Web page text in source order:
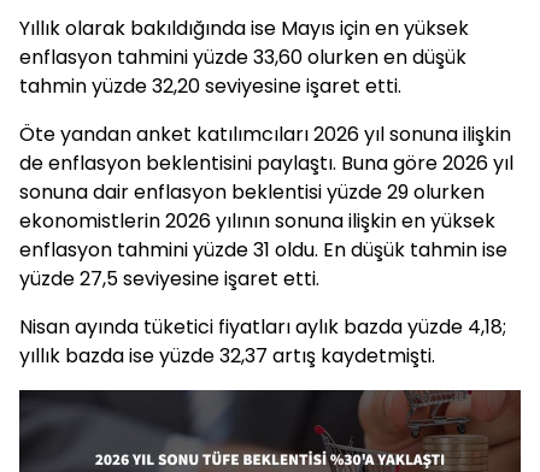
Yıllık olarak bakıldığında ise Mayıs için en yüksek
enflasyon tahmini yüzde 33,60 olurken en düşük
tahmin yüzde 32,20 seviyesine işaret etti.
Öte yandan anket katılımcıları 2026 yıl sonuna ilişkin
de enflasyon beklentisini paylaştı. Buna göre 2026 yıl
sonuna dair enflasyon beklentisi yüzde 29 olurken
ekonomistlerin 2026 yılının sonuna ilişkin en yüksek
enflasyon tahmini yüzde 31 oldu. En düşük tahmin ise
yüzde 27,5 seviyesine işaret etti.
Nisan ayında tüketici fiyatları aylık bazda yüzde 4,18;
yıllık bazda ise yüzde 32,37 artış kaydetmişti.